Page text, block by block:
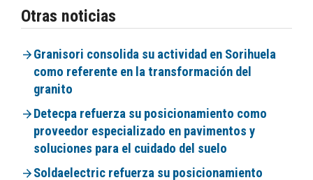
Otras noticias
Granisori consolida su actividad en Sorihuela
como referente en la transformación del
granito
Detecpa refuerza su posicionamiento como
proveedor especializado en pavimentos y
soluciones para el cuidado del suelo
Soldaelectric refuerza su posicionamiento